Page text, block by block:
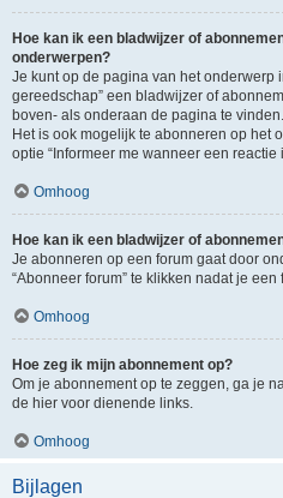
Hoe kan ik een bladwijzer of
onderwerpen?
Je kunt op de pagina van het onderwerp
gereedschap” een bladwijzer of
boven- als onderaan de pagina te vinden.
Het is ook mogelijk te abonneren op het
optie “Informeer me wanneer een reactie
Omhoog
Hoe kan ik een bladwijzer of
Je abonneren op een forum gaat door
“Abonneer forum” te klikken nadat je
Omhoog
Hoe zeg ik mijn abonnement op?
Om je abonnement op te zeggen, ga je
de hier voor dienende links.
Omhoog
Bijlagen